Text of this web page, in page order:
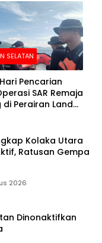
SELATAN
Pencarian
SAR Remaja
di Perairan Lande
Kolaka Utara
Ratusan Gempa
2026
Dinonaktifkan